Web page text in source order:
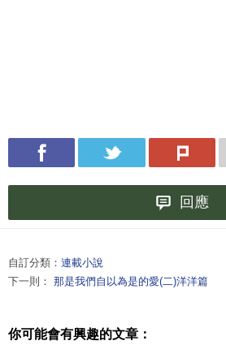
回應
自訂分類： 連載小說
下一則： 那是我們自以為是的愛(二)洋洋篇
你可能會有興趣的文章：